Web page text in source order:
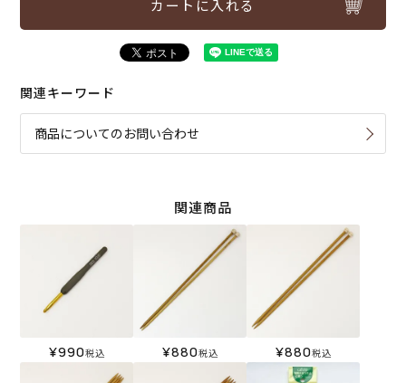
カートに入れる
関連キーワード
商品についてのお問い合わせ
関連商品
¥990税込 ¥880税込 ¥880税込